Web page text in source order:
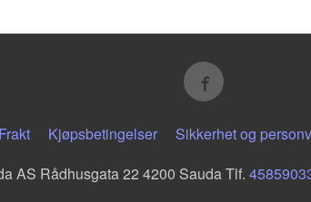
Kjøpsbetingelser Sikkerhet og
AS Rådhusgata 22 4200 Sauda Tlf.